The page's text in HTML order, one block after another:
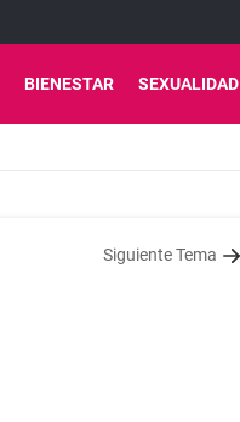
BIENESTAR SEXUALIDAD
Siguiente Tema